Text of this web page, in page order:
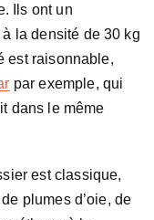
Ils ont un
la densité de 30 kg
est raisonnable,
par exemple, qui
dans le même
est classique,
plumes d’oie, de